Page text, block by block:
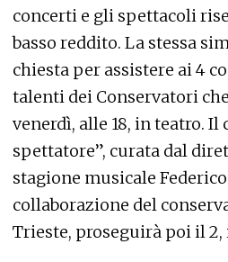
concerti e gli spettacoli
basso reddito. La stessa
chiesta per assistere ai 4
talenti dei Conservatori
venerdì, alle 18, in teatro. Il
spettatore”, curata dal
stagione musicale
collaborazione del
Trieste, proseguirà poi il